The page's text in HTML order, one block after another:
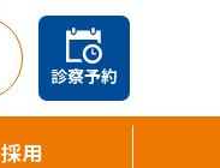
診察予約
採用